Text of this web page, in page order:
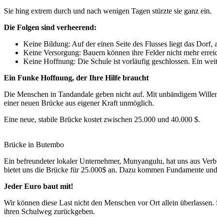
Sie hing extrem durch und nach wenigen Tagen stürzte sie ganz ein.
Die Folgen sind verheerend:
Keine Bildung: Auf der einen Seite des Flusses liegt das
Keine Versorgung: Bauern können ihre Felder nicht mehr
Keine Hoffnung: Die Schule ist vorläufig geschlossen. Ein
Ein Funke Hoffnung, der Ihre Hilfe braucht
Die Menschen in Tandandale geben nicht auf. Mit unbändigem
einer neuen Brücke aus eigener Kraft unmöglich.
Eine neue, stabile Brücke kostet zwischen 25.000 und 40.000 $.
Brücke in Butembo
Ein befreundeter lokaler Unternehmer, Munyangulu, hat uns aus
bietet uns die Brücke für 25.000$ an. Dazu kommen Fundamente
Jeder Euro baut mit!
Wir können diese Last nicht den Menschen vor Ort allein
ihren Schulweg zurückgeben.